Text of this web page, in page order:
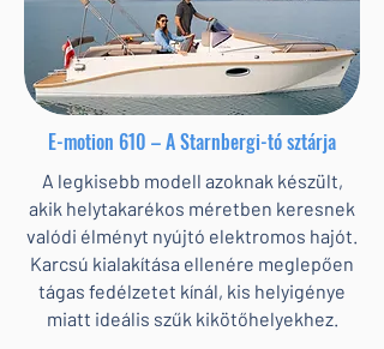
E-motion 610 – A Starnbergi-tó sztárja
A legkisebb modell azoknak készült,
akik helytakarékos méretben keresnek
valódi élményt nyújtó elektromos hajót.
Karcsú kialakítása ellenére meglepően
tágas fedélzetet kínál, kis helyigénye
miatt ideális szűk kikötőhelyekhez.